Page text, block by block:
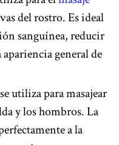
del rostro. Es ideal
sanguínea, reducir
general de
utiliza para masajear
y los hombros. La
a la